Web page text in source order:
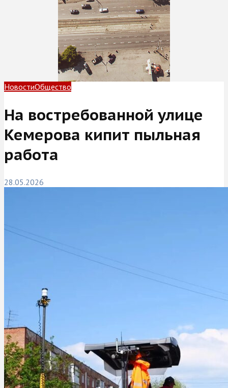
НовостиОбщество
На востребованной улице
Кемерова кипит пыльная
работа
28.05.2026